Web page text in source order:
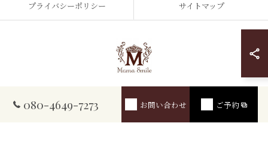
080-4649-7273 お問い合わせ ご予約
プライバシーポリシー サイトマップ
© 2026 大阪府箕面市のリラクゼーションならMama Smile(ママスマイル) ALL
RIGHTS RESERVED.